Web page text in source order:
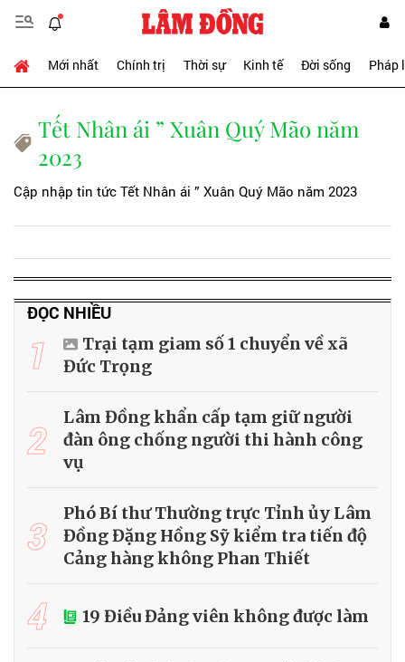
Mới nhất Chính trị Thời sự Kinh tế Đời sống Pháp
Tết Nhân ái ” Xuân Quý Mão năm
2023
Cập nhập tin tức Tết Nhân ái ” Xuân Quý Mão năm 2023
ĐỌC NHIỀU
1
Trại tạm giam số 1 chuyển về xã
Đức Trọng
2
Lâm Đồng khẩn cấp tạm giữ người
đàn ông chống người thi hành công
vụ
3
Phó Bí thư Thường trực Tỉnh ủy Lâm
Đồng Đặng Hồng Sỹ kiểm tra tiến độ
Cảng hàng không Phan Thiết
4 19 Điều Đảng viên không được làm